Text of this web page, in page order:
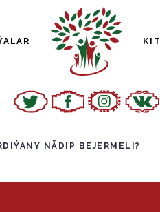
NÄDIP BEJERMELI?